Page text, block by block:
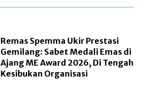
Remas Spemma Ukir Prestasi
Gemilang: Sabet Medali Emas di
Ajang ME Award 2026, Di Tengah
Kesibukan Organisasi